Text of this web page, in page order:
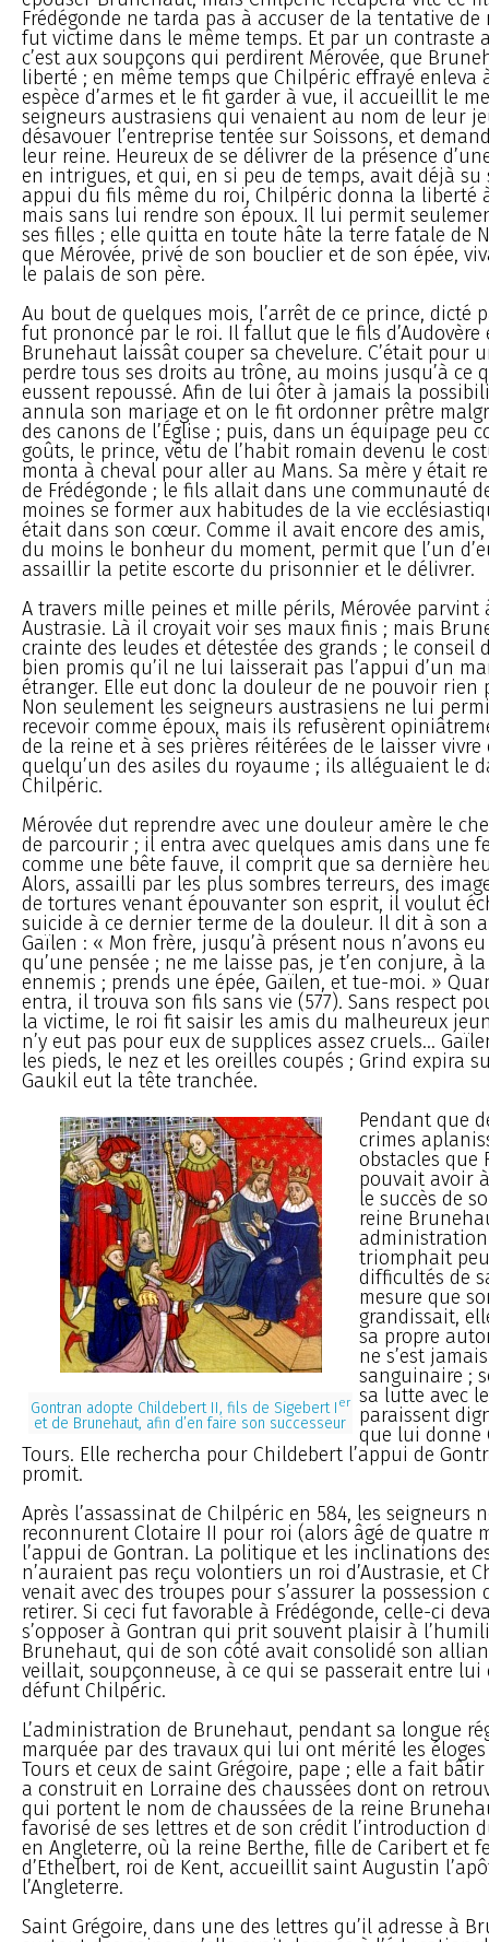
Frédégonde ne tarda pas à accuser de la tentative
fut victime dans le même temps. Et par un contraste
c’est aux soupçons qui perdirent Mérovée, que
liberté ; en même temps que Chilpéric effrayé enleva
espèce d’armes et le fit garder à vue, il accueillit le
seigneurs austrasiens qui venaient au nom de leur
désavouer l’entreprise tentée sur Soissons, et
leur reine. Heureux de se délivrer de la présence
en intrigues, et qui, en si peu de temps, avait déjà su
appui du fils même du roi, Chilpéric donna la liberté
mais sans lui rendre son époux. Il lui permit
ses filles ; elle quitta en toute hâte la terre fatale de
que Mérovée, privé de son bouclier et de son épée,
le palais de son père.
Au bout de quelques mois, l’arrêt de ce prince, dicté
fut prononcé par le roi. Il fallut que le fils d’Audovère
Brunehaut laissât couper sa chevelure. C’était pour
perdre tous ses droits au trône, au moins jusqu’à ce
eussent repoussé. Afin de lui ôter à jamais la
annula son mariage et on le fit ordonner prêtre
des canons de l’Église ; puis, dans un équipage peu
goûts, le prince, vêtu de l’habit romain devenu le
monta à cheval pour aller au Mans. Sa mère y était
de Frédégonde ; le fils allait dans une communauté
moines se former aux habitudes de la vie
était dans son cœur. Comme il avait encore des
du moins le bonheur du moment, permit que l’un
assaillir la petite escorte du prisonnier et le délivrer.
A travers mille peines et mille périls, Mérovée parvint
Austrasie. Là il croyait voir ses maux finis ; mais
crainte des leudes et détestée des grands ; le conseil
bien promis qu’il ne lui laisserait pas l’appui d’un
étranger. Elle eut donc la douleur de ne pouvoir rien
Non seulement les seigneurs austrasiens ne lui
recevoir comme époux, mais ils refusèrent
de la reine et à ses prières réitérées de le laisser
quelqu’un des asiles du royaume ; ils alléguaient le
Chilpéric.
Mérovée dut reprendre avec une douleur amère le
de parcourir ; il entra avec quelques amis dans une
comme une bête fauve, il comprit que sa dernière
Alors, assailli par les plus sombres terreurs, des
de tortures venant épouvanter son esprit, il voulut
suicide à ce dernier terme de la douleur. Il dit à son
Gaïlen : « Mon frère, jusqu’à présent nous n’avons
qu’une pensée ; ne me laisse pas, je t’en conjure, à
ennemis ; prends une épée, Gaïlen, et tue-moi. »
entra, il trouva son fils sans vie (577). Sans respect
la victime, le roi fit saisir les amis du malheureux
n’y eut pas pour eux de supplices assez cruels...
les pieds, le nez et les oreilles coupés ; Grind expira
Gaukil eut la tête tranchée.
Gontran adopte Childebert II, fils de Sigebert I er
et de Brunehaut, afin d’en faire son successeur
Pendant que
crimes
obstacles que
pouvait avoir
le succès de
reine
triomphait
difficultés de
mesure que
grandissait,
sa propre
ne s’est
sanguinaire ;
sa lutte avec
paraissent
que lui donne
Tours. Elle rechercha pour Childebert l’appui de
promit.
Après l’assassinat de Chilpéric en 584, les seigneurs
reconnurent Clotaire II pour roi (alors âgé de quatre
l’appui de Gontran. La politique et les inclinations
n’auraient pas reçu volontiers un roi d’Austrasie, et
venait avec des troupes pour s’assurer la possession
retirer. Si ceci fut favorable à Frédégonde, celle-ci
s’opposer à Gontran qui prit souvent plaisir à
Brunehaut, qui de son côté avait consolidé son
veillait, soupçonneuse, à ce qui se passerait entre lui
défunt Chilpéric.
L’administration de Brunehaut, pendant sa longue
marquée par des travaux qui lui ont mérité les éloges
Tours et ceux de saint Grégoire, pape ; elle a fait bâtir
a construit en Lorraine des chaussées dont on
qui portent le nom de chaussées de la reine
favorisé de ses lettres et de son crédit l’introduction
en Angleterre, où la reine Berthe, fille de Caribert et
d’Ethelbert, roi de Kent, accueillit saint Augustin
l’Angleterre.
Saint Grégoire, dans une des lettres qu’il adresse à